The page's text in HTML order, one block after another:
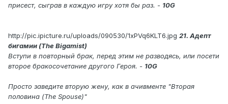
присест, сыграв в каждую игру хотя бы раз. - 10G
http://pic.ipicture.ru/uploads/090530/1xPVq6KLT6.jpg 21. Адепт
бигамии (The Bigamist)
Вступи в повторный брак, перед этим не разводясь, или посети
второе бракосочетание другого Героя. - 10G
Просто заведите вторую жену, как в ачивменте "Вторая
половина (The Spouse)"